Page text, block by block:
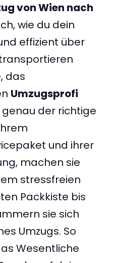
von Wien nach
wie du dein
effizient über
das
Umzugsprofi
genau der richtige
und ihrer
machen sie
stressfreien
Packkiste bis
sie sich
Umzugs. So
Wesentliche